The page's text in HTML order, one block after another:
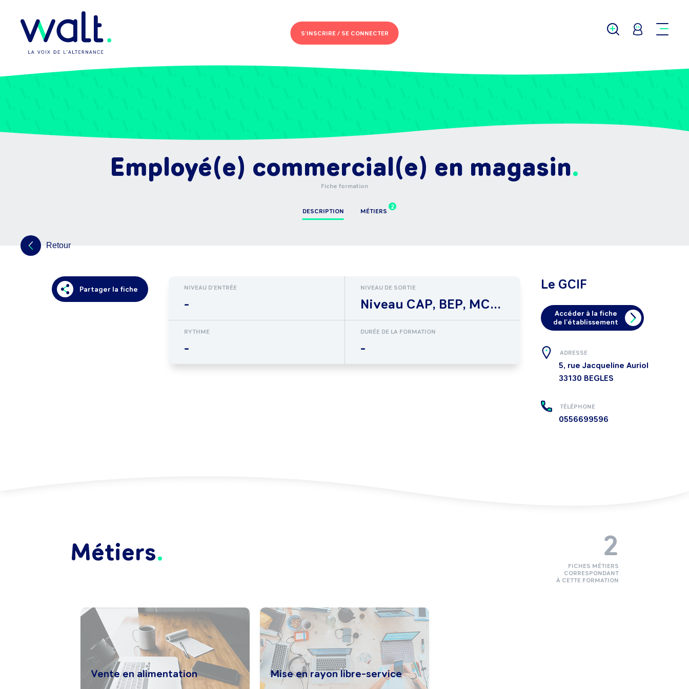
S'INSCRIRE /SE CONNECTER
Employé(e) commercial(e) en magasin
Fiche formation
DESCRIPTION
2
MÉTIERS
Retour
Partager la fiche NIVEAU D'ENTRÉE
-
NIVEAU DE SORTIE
Niveau CAP, BEP, MC...
RYTHME
-
DURÉE DE LA FORMATION
-
Le GCIF
Accéder à la fiche
de l'établissement
ADRESSE
5, rue Jacqueline Auriol
33130 BEGLES
TÉLÉPHONE
0556699596
Métiers
Vente en alimentation Mise en rayon libre-service
2
FICHES MÉTIERS
CORRESPONDANT
À CETTE FORMATION